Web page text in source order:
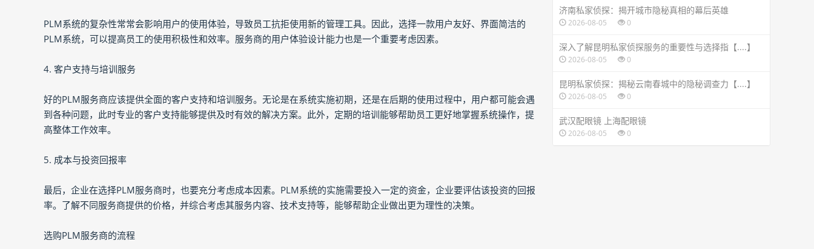
PLM系统的复杂性常常会影响用户的使用体验，导致员工抗拒使用新的管理工具。因此，选择一款用户友好、界面简洁的
PLM系统，可以提高员工的使用积极性和效率。服务商的用户体验设计能力也是一个重要考虑因素。
4. 客户支持与培训服务
好的PLM服务商应该提供全面的客户支持和培训服务。无论是在系统实施初期，还是在后期的使用过程中，用户都可能会遇
到各种问题，此时专业的客户支持能够提供及时有效的解决方案。此外，定期的培训能够帮助员工更好地掌握系统操作，提
高整体工作效率。
5. 成本与投资回报率
最后，企业在选择PLM服务商时，也要充分考虑成本因素。PLM系统的实施需要投入一定的资金，企业要评估该投资的回报
率。了解不同服务商提供的价格，并综合考虑其服务内容、技术支持等，能够帮助企业做出更为理性的决策。
选购PLM服务商的流程
济南私家侦探：揭开城市隐秘真相的幕后英雄
2026-08-05 0
深入了解昆明私家侦探服务的重要性与选择指【....】
2026-08-05 0
昆明私家侦探：揭秘云南春城中的隐秘调查力【....】
2026-08-05 0
武汉配眼镜 上海配眼镜
2026-08-05 0